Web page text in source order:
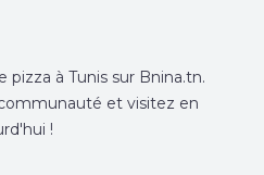
pizza à Tunis sur Bnina.tn.
et visitez en
!